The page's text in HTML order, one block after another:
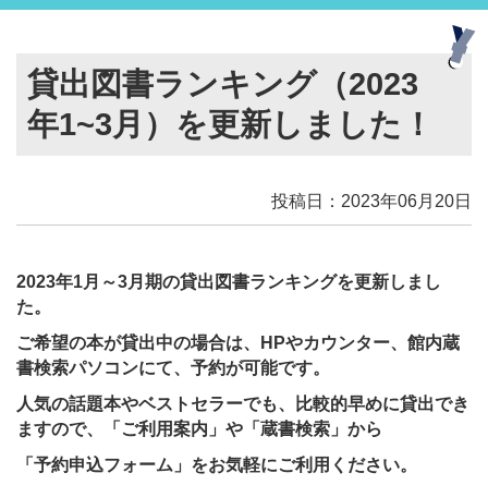
貸出図書ランキング（2023
年1~3月）を更新しました！
投稿日：2023年06月20日
2023年1月～3月期の貸出図書ランキングを更新しまし
た。
ご希望の本が貸出中の場合は、HPやカウンター、館内蔵
書検索パソコンにて、予約が可能です。
人気の話題本やベストセラーでも、比較的早めに貸出でき
ますので、「ご利用案内」や「蔵書検索」から
「予約申込フォーム」をお気軽にご利用ください。